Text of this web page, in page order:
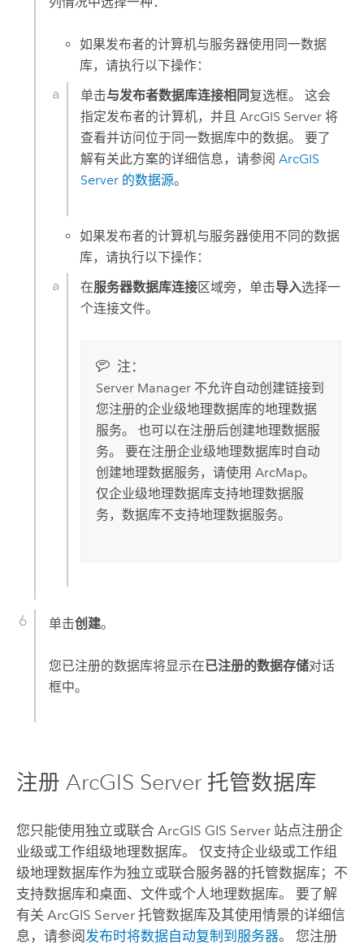
如果发布者的计算机与服务器使用同一数据
库，请执行以下操作：
单击与发布者数据库连接相同 复选框。 这会
指定发布者的计算机，并且ArcGIS Server 将
查看并访问位于同一数据库中的数据。 要了
解有关此方案的详细信息，请参阅ArcGIS
Server 的数据源。
如果发布者的计算机与服务器使用不同的数据
库，请执行以下操作：
在服务器数据库连接区域旁，单击导入选择一
个连接文件。
注：
Server Manager不允许自动创建链接到
您注册的企业级地理数据库的地理数据
服务。 也可以在注册后创建地理数据服
务。 要在注册企业级地理数据库时自动
创建地理数据服务，请使用 ArcMap。
仅企业级地理数据库支持地理数据服
务，数据库不支持地理数据服务。
单击创建。
您已注册的数据库将显示在已注册的数据存储对话
框中。
注册 ArcGIS Server托管数据库
您只能使用独立或联合 ArcGIS GIS Server站点注册企
业级或工作组级地理数据库。 仅支持企业级或工作组
级地理数据库作为独立或联合服务器的托管数据库；不
支持数据库和桌面、文件或个人地理数据库。 要了解
有关 ArcGIS Server托管数据库及其使用情景的详细信
息，请参阅发布时将数据自动复制到服务器。 您注册